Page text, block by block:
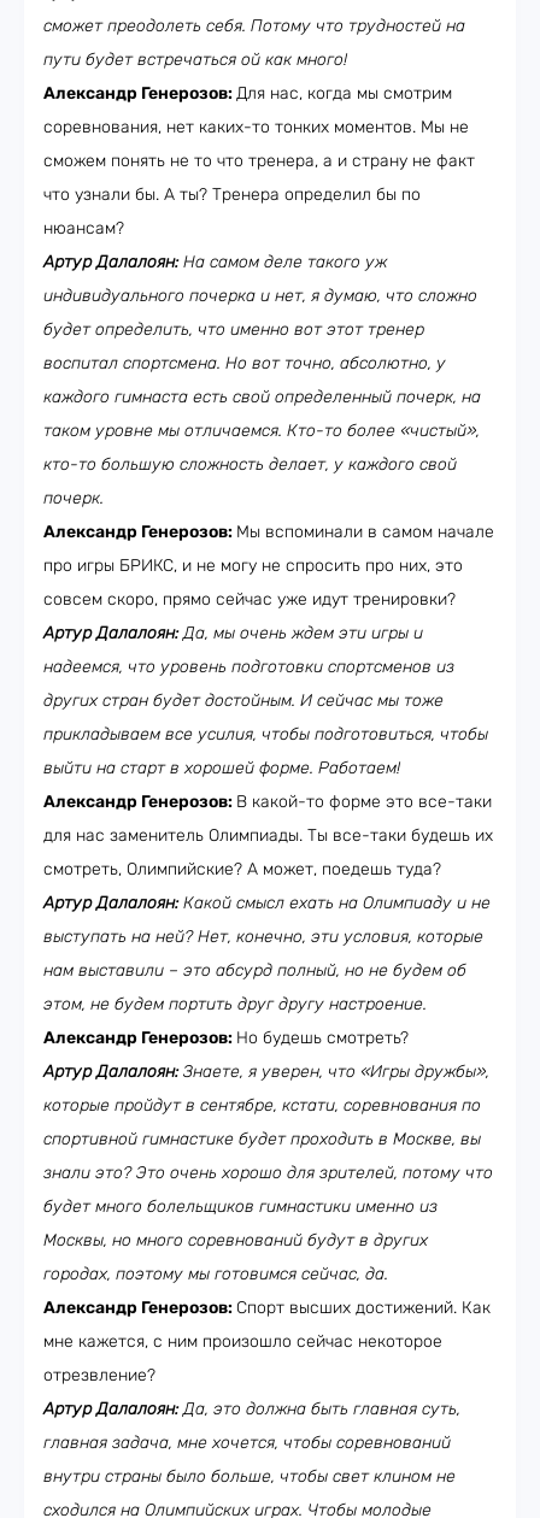
сможет преодолеть себя. Потому что трудностей на
пути будет встречаться ой как много!
Александр Генерозов:Для нас, когда мы смотрим
соревнования, нет каких-то тонких моментов. Мы не
сможем понять не то что тренера, а и страну не факт
что узнали бы. А ты? Тренера определил бы по
нюансам?
Артур Далалоян:На самом деле такого уж
индивидуального почерка и нет, я думаю, что сложно
будет определить, что именно вот этот тренер
воспитал спортсмена. Но вот точно, абсолютно, у
каждого гимнаста есть свой определенный почерк, на
таком уровне мы отличаемся. Кто-то более «чистый»,
кто-то большую сложность делает, у каждого свой
почерк.
Александр Генерозов: Мы вспоминали в самом начале
про игры БРИКС, и не могу не спросить про них, это
совсем скоро, прямо сейчас уже идут тренировки?
Артур Далалоян:Да, мы очень ждем эти игры и
надеемся, что уровень подготовки спортсменов из
других стран будет достойным. И сейчас мы тоже
прикладываем все усилия, чтобы подготовиться, чтобы
выйти на старт в хорошей форме. Работаем!
Александр Генерозов: В какой-то форме это все-таки
для нас заменитель Олимпиады. Ты все-таки будешь их
смотреть, Олимпийские? А может, поедешь туда?
Артур Далалоян:Какой смысл ехать на Олимпиаду и не
выступать на ней? Нет, конечно, эти условия, которые
нам выставили – это абсурд полный, но не будем об
этом, не будем портить друг другу настроение.
Александр Генерозов: Но будешь смотреть?
Артур Далалоян:Знаете, я уверен, что «Игры дружбы»,
которые пройдут в сентябре, кстати, соревнования по
спортивной гимнастике будет проходить в Москве, вы
знали это? Это очень хорошо для зрителей, потому что
будет много болельщиков гимнастики именно из
Москвы, но много соревнований будут в других
городах, поэтому мы готовимся сейчас, да.
Александр Генерозов: Спорт высших достижений. Как
мне кажется, с ним произошло сейчас некоторое
отрезвление?
Артур Далалоян:Да, это должна быть главная суть,
главная задача, мне хочется, чтобы соревнований
внутри страны было больше, чтобы свет клином не
сходился на Олимпийских играх. Чтобы молодые